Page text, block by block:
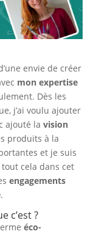
envie de créer
mon expertise
Dès les
j’ai voulu ajouter
ajouté la vision
produits à la
et je suis
cela dans cet
engagements
.
c’est ?
éco-